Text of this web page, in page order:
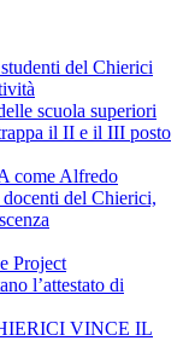
del Chierici
scuola superiori
il II e il III posto
come Alfredo
del Chierici,
Project
l’attestato di
VINCE IL